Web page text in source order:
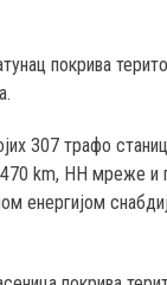
покрива
307 трафо
km, НН мреже и
енергијом